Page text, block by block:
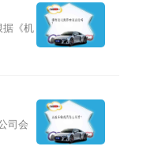
据《机
司会